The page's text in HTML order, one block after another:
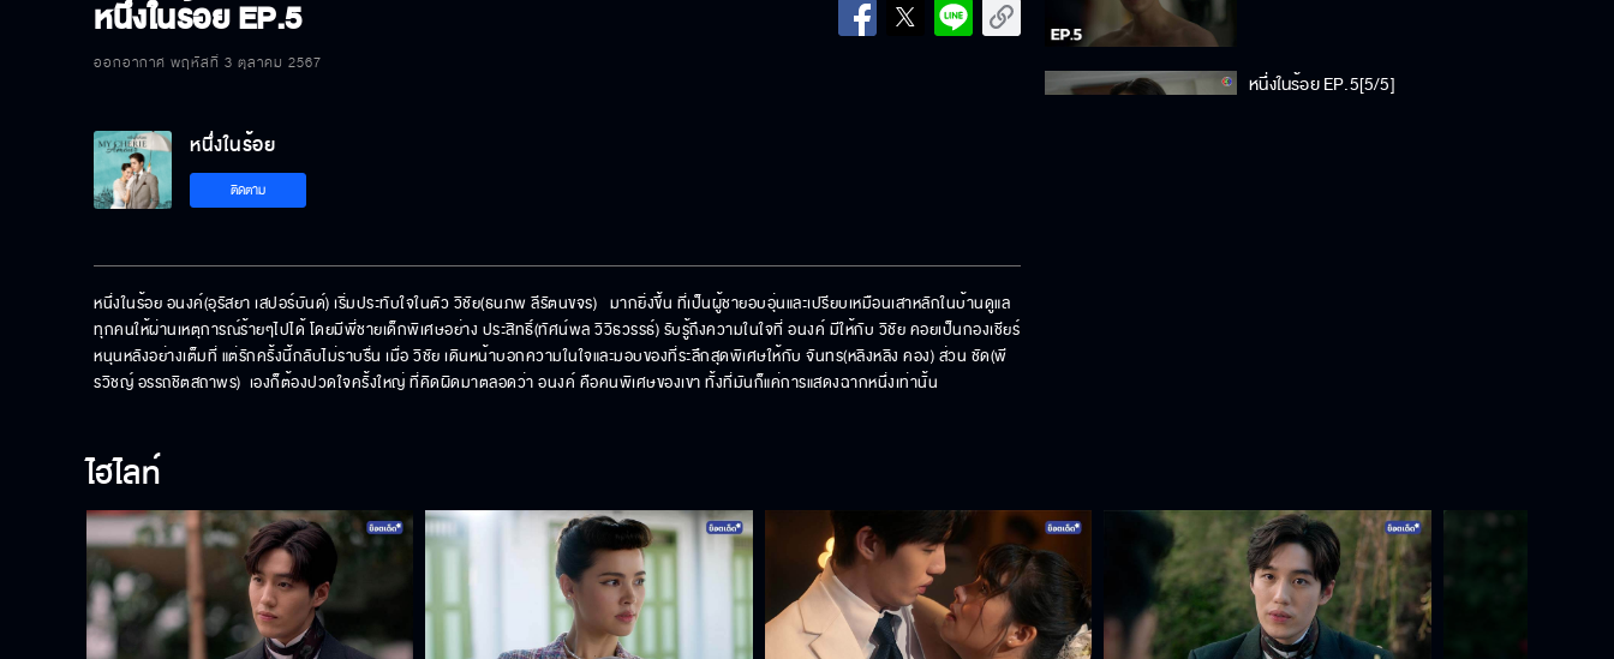
หนึ่งในร้อยEP.5
ออกอากาศ พฤหัสที่ 3 ตุลาคม 2567
หนึ่งในร้อย EP.5[5/5]
หนึ่งในร้อย
ติดตาม
หนึ่งในร้อย อนงค์(อุรัสยา เสปอร์บันด์) เริ่มประทับใจในตัว วิชัย(ธนภพ ลีรัตนขจร)   มากยิ่งขึ้น ที่เป็นผู้ชายอบอุ่นและเปรียบเหมือนเสาหลักในบ้านดูแล
ทุกคนให้ผ่านเหตุการณ์ร้ายๆไปได้ โดยมีพี่ชายเด็กพิเศษอย่าง ประสิทธิ์(ทัศน์พล วิวิธวรรธ์) รับรู้ถึงความในใจที่ อนงค์ มีให้กับ วิชัย คอยเป็นกองเชียร์
หนุนหลังอย่างเต็มที่ แต่รักครั้งนี้กลับไม่ราบรื่น เมื่อ วิชัย เดินหน้าบอกความในใจและมอบของที่ระลึกสุดพิเศษให้กับ จันทร(หลิงหลิง คอง) ส่วน ชัด(พี
รวิชญ์ อรรถชิตสถาพร)  เองก็ต้องปวดใจครั้งใหญ่ ที่คิดผิดมาตลอดว่า อนงค์ คือคนพิเศษของเขา ทั้งที่มันก็แค่การแสดงฉากหนึ่งเท่านั้น
ไฮไลท์